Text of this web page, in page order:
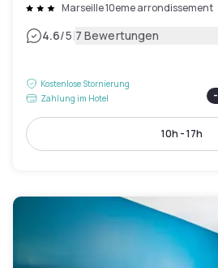
Marseille 10eme arrondissement
4.6/5|7 Bewertungen
Kostenlose Stornierung
Zahlung im Hotel
-
10h - 17h